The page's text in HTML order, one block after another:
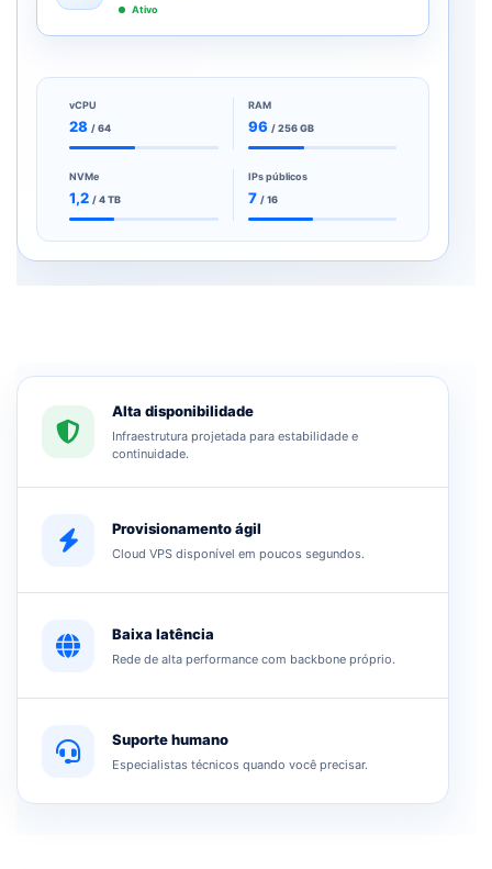
Ativo
vCPU
28 / 64
RAM
96 / 256 GB
NVMe
1,2 / 4 TB
IPs públicos
7 / 16
Alta disponibilidade
Infraestrutura projetada para estabilidade e
continuidade.
Provisionamento ágil
Cloud VPS disponível em poucos segundos.
Baixa latência
Rede de alta performance com backbone próprio.
Suporte humano
Especialistas técnicos quando você precisar.